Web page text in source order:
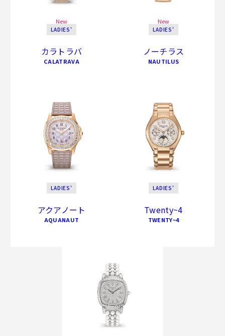
New
LADIES'
カラトラバ
CALATRAVA
New
LADIES'
ノーチラス
NAUTILUS
LADIES'
アクアノート
AQUANAUT
LADIES'
Twenty~4
TWENTY~4